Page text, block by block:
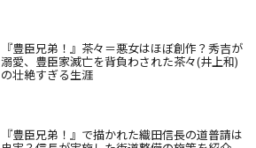
『豊臣兄弟！』茶々＝悪女はほぼ創作？秀吉が
溺愛、豊臣家滅亡を背負わされた茶々(井上和)
の壮絶すぎる生涯
『豊臣兄弟！』で描かれた織田信長の道普請は